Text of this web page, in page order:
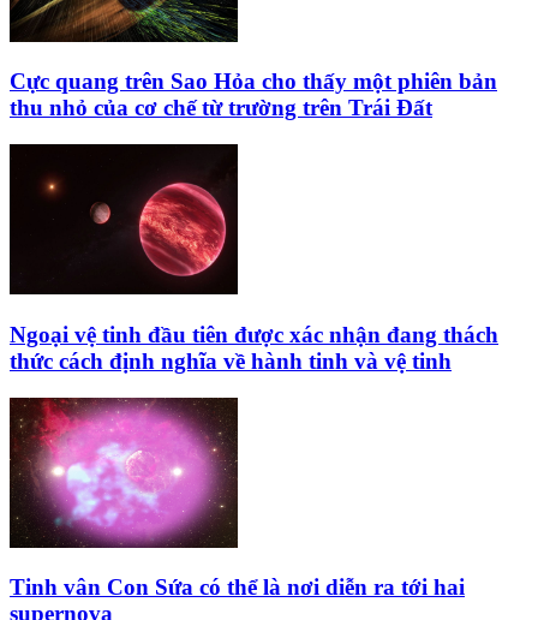
Cực quang trên Sao Hỏa cho thấy một phiên bản
thu nhỏ của cơ chế từ trường trên Trái Đất
Ngoại vệ tinh đầu tiên được xác nhận đang thách
thức cách định nghĩa về hành tinh và vệ tinh
Tinh vân Con Sứa có thể là nơi diễn ra tới hai
supernova